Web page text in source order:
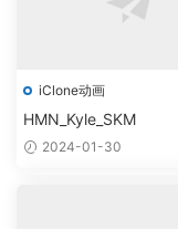
iClone动画
HMN_Kyle_SKM
2024-01-30